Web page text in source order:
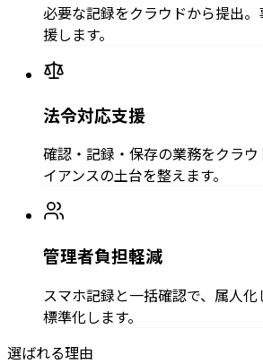
必要な記録をクラウドから提出
援します。
法令対応支援
確認・記録・保存の業務をクラ
イアンスの土台を整えます。
管理者負担軽減
スマホ記録と一括確認で、属人
標準化します。
選ばれる理由